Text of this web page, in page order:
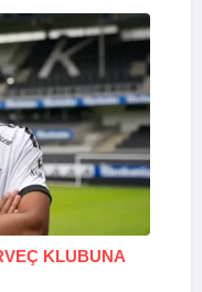
KLUBUNA